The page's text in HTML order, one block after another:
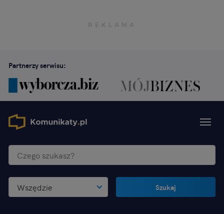
Partnerzy serwisu:
Wszędzie Szukaj